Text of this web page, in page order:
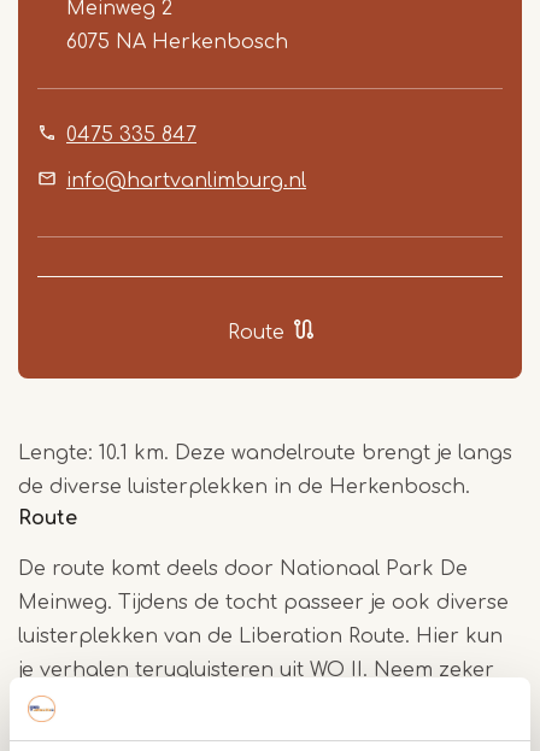
Meinweg 2
6075 NA Herkenbosch
0475 335 847
info@hartvanlimburg.nl
Route
Item
Lengte: 10.1 km. Deze wandelroute brengt je langs
de diverse luisterplekken in de Herkenbosch.
Route
De route komt deels door Nationaal Park De
Meinweg. Tijdens de tocht passeer je ook diverse
luisterplekken van de Liberation Route. Hier kun
je verhalen terugluisteren uit WO II. Neem zeker
even de tijd om hier bij stil te staan. Klik
meer informatie over de Liberation Route en de